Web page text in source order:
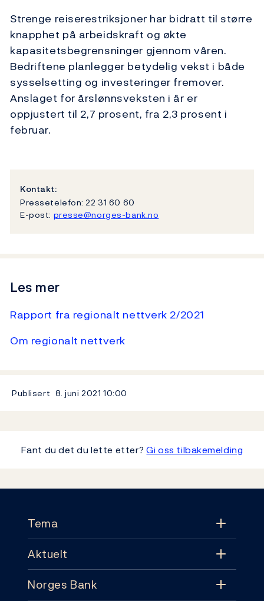
Strenge reiserestriksjoner har bidratt til større
knapphet på arbeidskraft og økte
kapasitetsbegrensninger gjennom våren.
Bedriftene planlegger betydelig vekst i både
sysselsetting og investeringer fremover.
Anslaget for årslønnsveksten i år er
oppjustert til 2,7 prosent, fra 2,3 prosent i
februar.
Kontakt:
Pressetelefon: 22 31 60 60
E-post: presse@norges-bank.no
Les mer
Rapport fra regionalt nettverk 2/2021
Om regionalt nettverk
Publisert 8. juni 2021 10:00
Fant du det du lette etter?Gi oss tilbakemelding
Tema
Tema
Pengepolitikk
Aktuelt
Aktuelt
Norges Bank